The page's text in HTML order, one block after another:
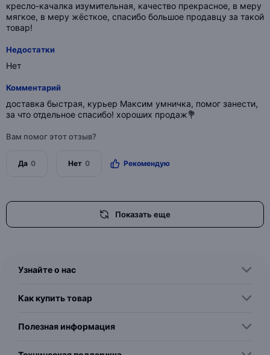
кресло-качалка изумительная, качество прекрасное, в меру
мягкое, в меру жёсткое, спасибо большое продавцу за такой
товар!
Недостатки
Нет
Комментарий
доставка быстрая, курьер Максим умничка, помог занести,
за что отдельное спасибо! хороших продаж💐
Вам помог этот отзыв?
Да 0 Нет 0 Рекомендую
Показать еще
Узнайте о нас
Как купить товар
Полезная информация